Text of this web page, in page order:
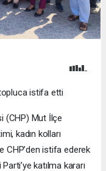
istifa etti
(CHP) Mut İlçe
kadın kolları
CHP’den istifa ederek
katılma kararı